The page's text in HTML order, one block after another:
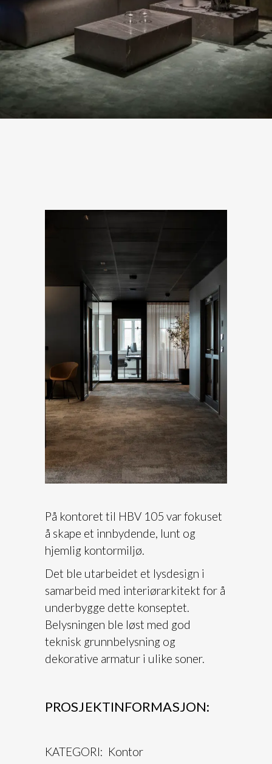
På kontoret til HBV 105 var fokuset
å skape et innbydende, lunt og
hjemlig kontormiljø.
Det ble utarbeidet et lysdesign i
samarbeid med interiørarkitekt for å
underbygge dette konseptet.
Belysningen ble løst med god
teknisk grunnbelysning og
dekorative armatur i ulike soner.
PROSJEKTINFORMASJON:
KATEGORI: Kontor